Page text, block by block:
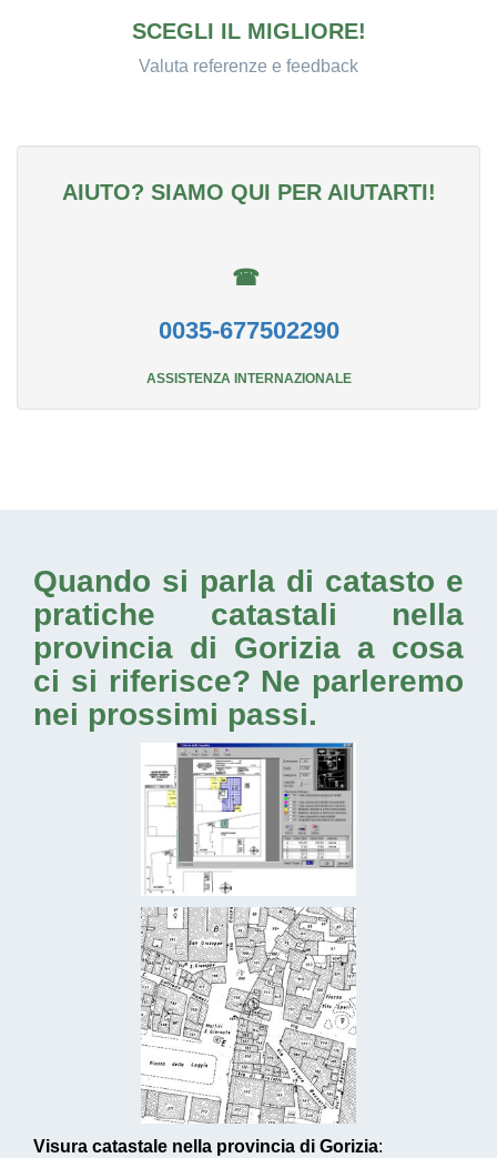
SCEGLI IL MIGLIORE!
Valuta referenze e feedback
AIUTO? SIAMO QUI PER AIUTARTI!
☎
0035-677502290
ASSISTENZA INTERNAZIONALE
Quando si parla di catasto e
pratiche catastali nella
provincia di Gorizia a cosa
ci si riferisce? Ne parleremo
nei prossimi passi.
Visura catastale nella provincia di Gorizia: